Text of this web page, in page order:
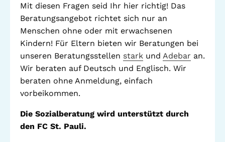
ADEBAR
starK
IBiS
Offene Sozial- und
Behördenberatung
Big Point
Mieter helfern
Mietern
Kölibri
Stadtteilarbeit
Medienzentrum
Stadtteiltheater
Mit diesen Fragen seid Ihr hier richtig! Das
Beratungsangebot richtet sich nur an
Menschen ohne oder mit erwachsenen
Kindern! Für Eltern bieten wir Beratungen bei
unseren Beratungsstellen stark und Adebar an.
Wir beraten auf Deutsch und Englisch. Wir
beraten ohne Anmeldung, einfach
vorbeikommen.
Die Sozialberatung wird unterstützt durch
den FC St. Pauli.